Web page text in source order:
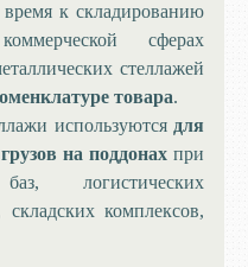
к складированию
сферах
стеллажей
товара.
используются для
на поддонах при
логистических
складских комплексов,